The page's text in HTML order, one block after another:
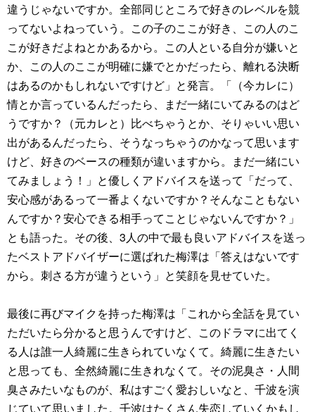
違うじゃないですか。全部同じところで好きのレベルを競
ってないよねっていう。この子のここが好き、この人のこ
こが好きだよねとかあるから。この人といる自分が嫌いと
か、この人のここが明確に嫌でとかだったら、離れる決断
はあるのかもしれないですけど」と発言。「（今カレに）
情とか言っているんだったら、まだ一緒にいてみるのはど
うですか？（元カレと）比べちゃうとか、そりゃいい思い
出があるんだったら、そうなっちゃうのかなって思います
けど、好きのベースの種類が違いますから。まだ一緒にい
てみましょう！」と優しくアドバイスを送って「だって、
安心感があるって一番よくないですか？そんなこともない
んですか？安心できる相手ってことじゃないんですか？」
とも語った。その後、3人の中で最も良いアドバイスを送っ
たベストアドバイザーに選ばれた梅澤は「答えはないです
から。刺さる方が違うという」と笑顔を見せていた。
最後に再びマイクを持った梅澤は「これから全話を見てい
ただいたら分かると思うんですけど、このドラマに出てく
る人は誰一人綺麗に生きられていなくて。綺麗に生きたい
と思っても、全然綺麗に生きれなくて。その泥臭さ・人間
臭さみたいなものが、私はすごく愛おしいなと、千波を演
じていて思いました。千波はたくさん失恋していくかもし